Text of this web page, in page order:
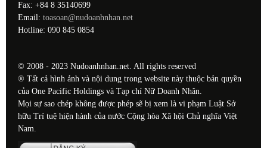
Fax: +84 8 35140699
Email: toasoan@nudoanhnhan.net
Hotline: 090 845 0854
© 2008 - 2023 Nudoanhnhan.net. All rights reserved
® Tất cả hình ảnh và nội dung trong website này thuộc bản quyền
của One Pacific Holdings và Tạp chí Nữ Doanh Nhân.
Mọi sự sao chép không được phép sẽ bị xem là vi phạm Luật Sở
hữu Trí tuệ hiện hành của nước Cộng hòa Xã hội Chủ nghĩa Việt
Nam.